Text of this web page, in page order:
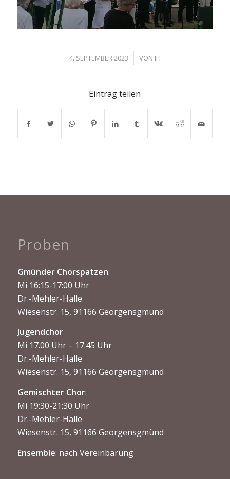
4. SEPTEMBER 2023
/ VON IH
Eintrag teilen
Proben
Gmünder Chorspatzen:
Mi 16:15-17:00 Uhr
Dr.-Mehler-Halle
Wiesenstr. 15, 91166 Georgensgmünd
Jugendchor
Mi 17.00 Uhr – 17.45 Uhr
Dr.-Mehler-Halle
Wiesenstr. 15, 91166 Georgensgmünd
Gemischter Chor:
Mi 19:30-21:30 Uhr
Dr.-Mehler-Halle
Wiesenstr. 15, 91166 Georgensgmünd
Ensemble: nach Vereinbarung